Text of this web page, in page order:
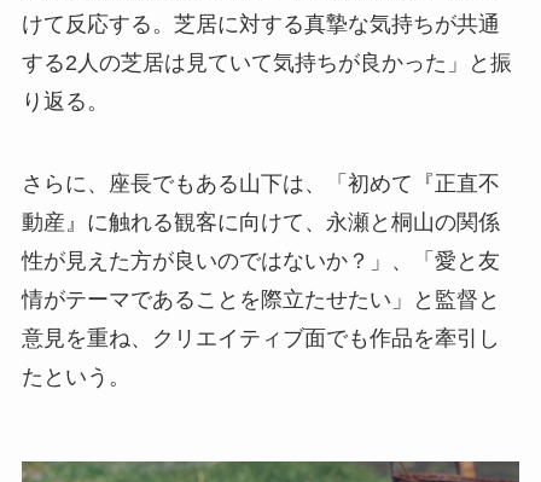
けて反応する。芝居に対する真摯な気持ちが共通
する2人の芝居は見ていて気持ちが良かった」と振
り返る。
さらに、座長でもある山下は、「初めて『正直不
動産』に触れる観客に向けて、永瀬と桐山の関係
性が見えた方が良いのではないか？」、「愛と友
情がテーマであることを際立たせたい」と監督と
意見を重ね、クリエイティブ面でも作品を牽引し
たという。